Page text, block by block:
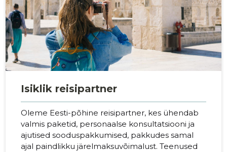
Isiklik reisipartner
Oleme Eesti-põhine reisipartner, kes ühendab
valmis paketid, personaalse konsultatsiooni ja
ajutised sooduspakkumised, pakkudes samal
ajal paindlikku järelmaksuvõimalust. Teenused